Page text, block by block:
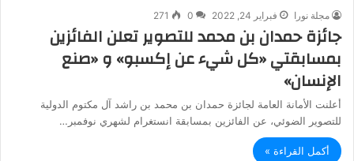
مجلة نورا فبراير 24, 2022 0
271
جائزة حمدان بن محمد للتصوير تعلن الفائزين
بمسابقتي «كل شيء عن إكسبو» و «صنع
الإنسان»‎‎
أعلنت الأمانة العامة لجائزة حمدان بن محمد بن راشد آل مكتوم الدولية
للتصوير الضوئي، عن الفائزين بمسابقة انستغرام لشهري نوفمبر…
أكمل القراءة »